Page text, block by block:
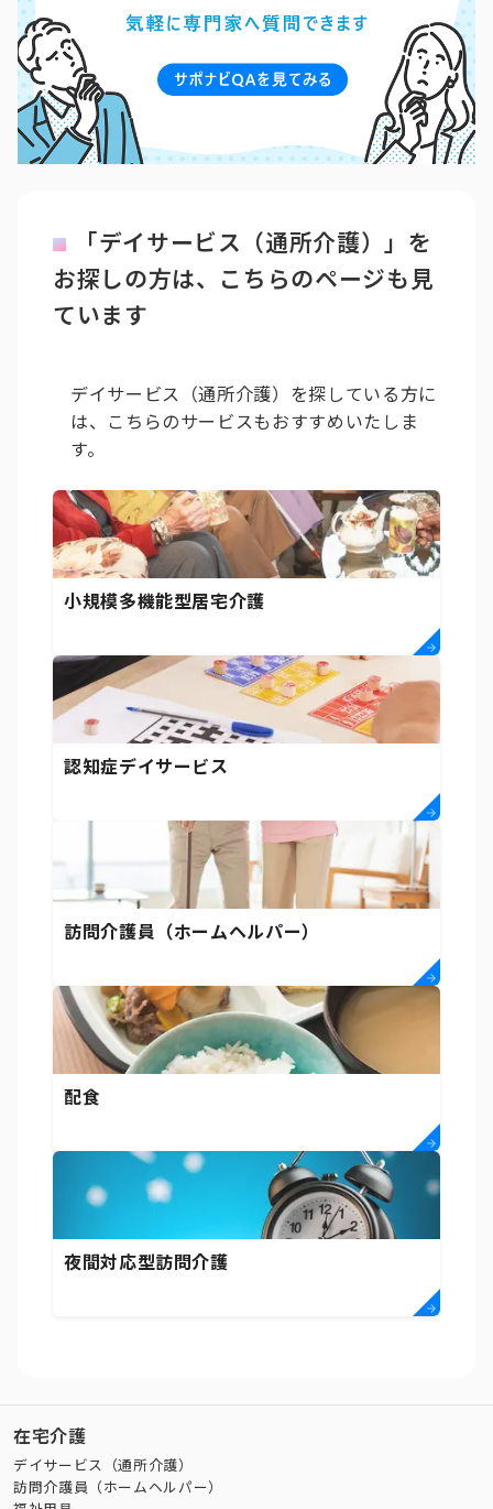
「デイサービス（通所介護）」を
お探しの方は、こちらのページも見
ています
デイサービス（通所介護）を探している方に
は、こちらのサービスもおすすめいたしま
す。
小規模多機能型居宅介護
認知症デイサービス
訪問介護員（ホームヘルパー）
配食
夜間対応型訪問介護
在宅介護
デイサービス（通所介護）
訪問介護員（ホームヘルパー）